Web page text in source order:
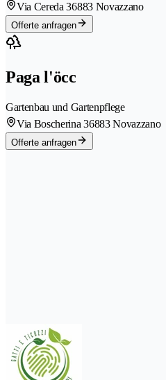
Via Cereda 36883 Novazzano
Offerte anfragen
Paga l'öcc
Gartenbau und Gartenpflege
Via Boscherina 36883 Novazzano
Offerte anfragen